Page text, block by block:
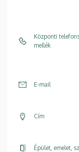
Központi
mellék
E-mail
Cím
Épület, emelet,